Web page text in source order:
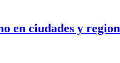
en ciudades y